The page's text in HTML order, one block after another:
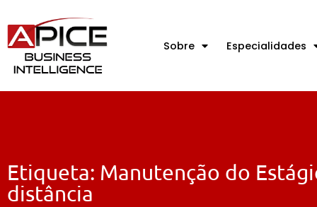
Sobre Especialidades
Etiqueta: Manutenção do
distância